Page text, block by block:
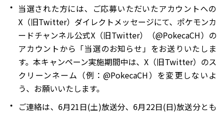
当選された方には、ご応募いただいたアカウントへの
X（旧Twitter）ダイレクトメッセージにて、ポケモンカ
ードチャンネル公式X（旧Twitter）（@PokecaCH）の
アカウントから「当選のお知らせ」をお送りいたしま
す。本キャンペーン実施期間中は、X（旧Twitter）のス
クリーンネーム（例：@PokecaCH）を変更しないよ
う、お願いいたします。
ご連絡は、6月21日(土)放送分、6月22日(日)放送分とも